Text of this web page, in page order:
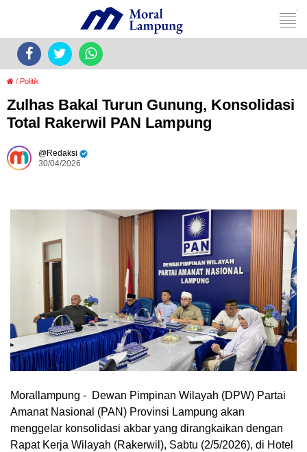
/ Politik
Zulhas Bakal Turun Gunung, Konsolidasi
Total Rakerwil PAN Lampung
Redaksi
30/04/2026
Morallampung - Dewan Pimpinan Wilayah (DPW) Partai
Amanat Nasional (PAN) Provinsi Lampung akan
menggelar konsolidasi akbar yang dirangkaikan dengan
Rapat Kerja Wilayah (Rakerwil), Sabtu (2/5/2026), di Hotel